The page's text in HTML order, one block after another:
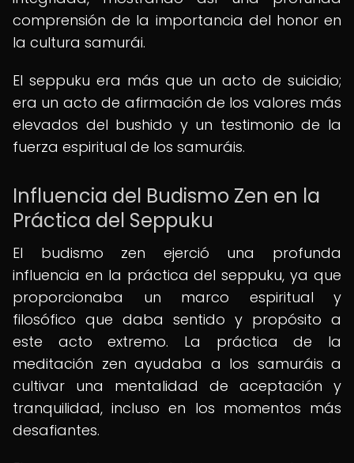
comprensión de la importancia del honor en
la cultura samurái.
El seppuku era más que un acto de suicidio;
era un acto de afirmación de los valores más
elevados del bushido y un testimonio de la
fuerza espiritual de los samuráis.
Influencia del Budismo Zen en la
Práctica del Seppuku
El budismo zen ejerció una profunda
influencia en la práctica del seppuku, ya que
proporcionaba un marco espiritual y
filosófico que daba sentido y propósito a
este acto extremo. La práctica de la
meditación zen ayudaba a los samuráis a
cultivar una mentalidad de aceptación y
tranquilidad, incluso en los momentos más
desafiantes.